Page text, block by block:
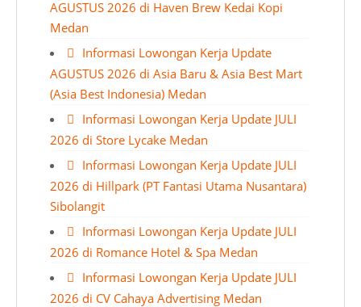
AGUSTUS 2026 di Haven Brew Kedai Kopi
Medan
Informasi Lowongan Kerja Update
AGUSTUS 2026 di Asia Baru & Asia Best Mart
(Asia Best Indonesia) Medan
Informasi Lowongan Kerja Update JULI
2026 di Store Lycake Medan
Informasi Lowongan Kerja Update JULI
2026 di Hillpark (PT Fantasi Utama Nusantara)
Sibolangit
Informasi Lowongan Kerja Update JULI
2026 di Romance Hotel & Spa Medan
Informasi Lowongan Kerja Update JULI
2026 di CV Cahaya Advertising Medan